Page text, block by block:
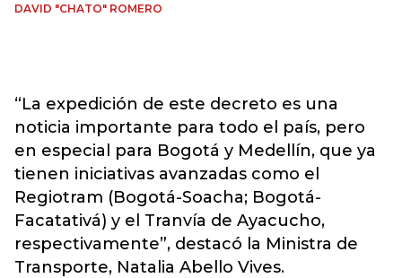
DAVID "CHATO" ROMERO
“La expedición de este decreto es una
noticia importante para todo el país, pero
en especial para Bogotá y Medellín, que ya
tienen iniciativas avanzadas como el
Regiotram (Bogotá-Soacha; Bogotá-
Facatativá) y el Tranvía de Ayacucho,
respectivamente”, destacó la Ministra de
Transporte, Natalia Abello Vives.